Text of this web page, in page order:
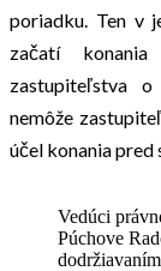
poriadku. Ten v
začatí konania
zastupiteľstva
nemôže
účel konania pred
Vedúci
Púchove